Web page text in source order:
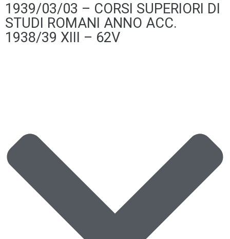
1939/03/03 – CORSI SUPERIORI DI
STUDI ROMANI ANNO ACC.
1938/39 XIII – 62V